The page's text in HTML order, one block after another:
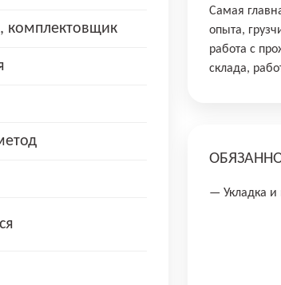
комплектовщик
Самая
опыта,
работа с
склада,
— Укладка и